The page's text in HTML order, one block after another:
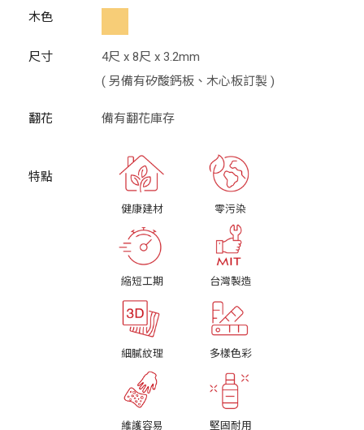
木色
尺寸
4尺 x 8尺 x 3.2mm
( 另備有矽酸鈣板、木心板訂製 )
翻花 備有翻花庫存
健康建材 零污染
縮短工期 台灣製造
細膩紋理 多樣色彩
維護容易 堅固耐用